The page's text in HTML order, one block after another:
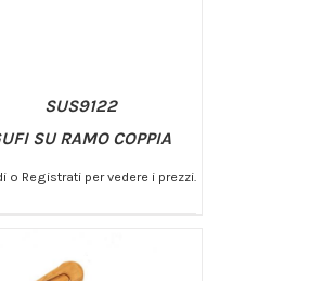
DETTAGLI
SUS9122
SU RAMO COPPIA
o Registrati per vedere i prezzi.